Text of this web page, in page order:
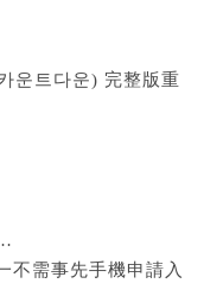
운트다운) 完整版重
不需事先手機申請入